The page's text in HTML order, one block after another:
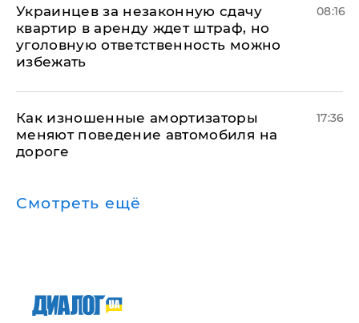
Украинцев за незаконную сдачу
квартир в аренду ждет штраф, но
уголовную ответственность можно
избежать
08:16
Как изношенные амортизаторы
меняют поведение автомобиля на
дороге
17:36
Смотреть ещё